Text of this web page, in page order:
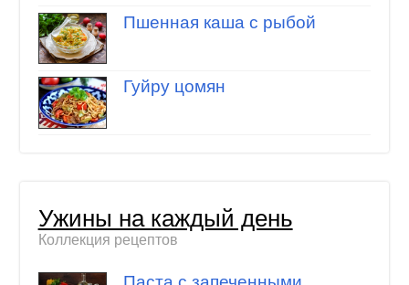
Пшенная каша с рыбой
Гуйру цомян
Ужины на каждый день
Коллекция рецептов